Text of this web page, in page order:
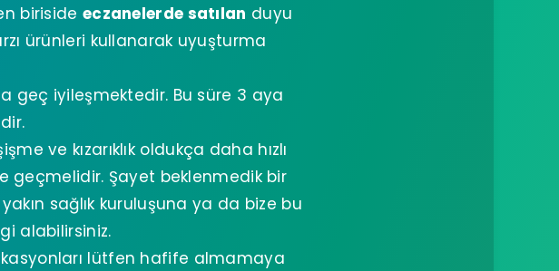
biriside eczanelerde satılan duyu
ürünleri kullanarak uyuşturma
geç iyileşmektedir. Bu süre 3 aya
ve kızarıklık oldukça daha hızlı
geçmelidir. Şayet beklenmedik bir
sağlık kuruluşuna ya da bize bu
alabilirsiniz.
lütfen hafife almamaya